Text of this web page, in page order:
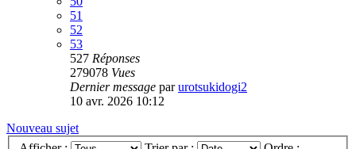
51
52
53
527 Réponses
279078 Vues
Dernier message parurotsukidogi2
10 avr. 2026 10:12
Nouveau sujet